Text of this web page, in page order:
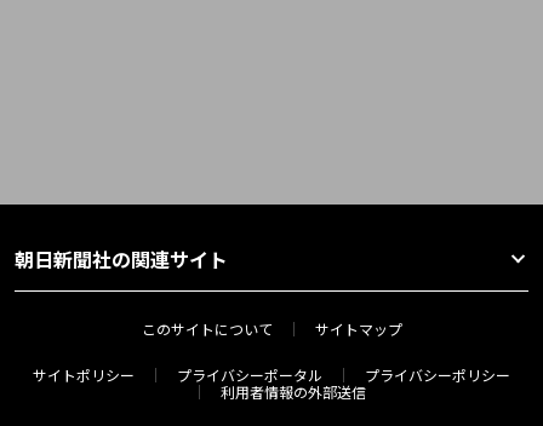
朝日新聞社の関連サイト
このサイトについて サイトマップ
サイトポリシー プライバシーポータル
プライバシーポリシー
利用者情報の外部送信